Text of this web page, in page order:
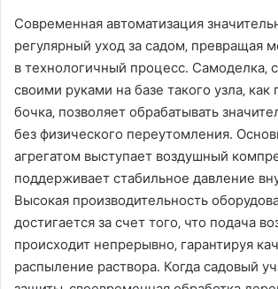
Современная автоматизация
регулярный уход за садом‚ превращая
в технологичный процесс․ Самоделка‚
своими руками на базе такого узла‚ как
бочка‚ позволяет обрабатывать
без физического переутомления․
агрегатом выступает воздушный
поддерживает стабильное давление
Высокая производительность
достигается за счет того‚ что подача
происходит непрерывно‚ гарантируя
распыление раствора․ Когда садовый